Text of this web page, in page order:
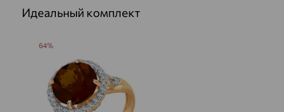
Идеальный комплект
64%